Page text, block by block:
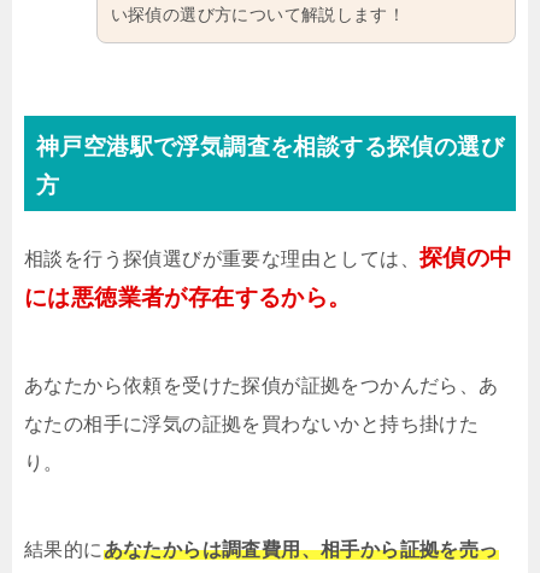
い探偵の選び方について解説します！
神戸空港駅で浮気調査を相談する探偵の選び
方
相談を行う探偵選びが重要な理由としては、 探偵の中
には悪徳業者が存在するから。
あなたから依頼を受けた探偵が証拠をつかんだら、あ
なたの相手に浮気の証拠を買わないかと持ち掛けた
り。
結果的にあなたからは調査費用、相手から証拠を売っ